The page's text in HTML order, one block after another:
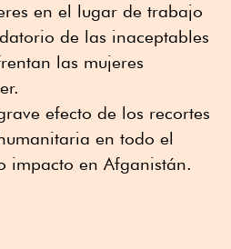
en el lugar de trabajo
de las inaceptables
las mujeres
efecto de los recortes
en todo el
impacto en Afganistán.